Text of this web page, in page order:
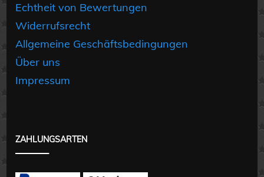
Echtheit von Bewertungen
Widerrufsrecht
Allgemeine Geschäftsbedingungen
Über uns
Impressum
ZAHLUNGSARTEN